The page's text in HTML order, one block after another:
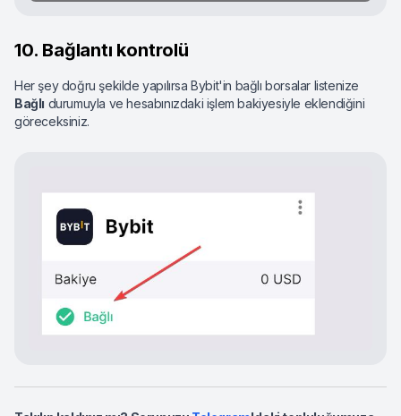
10. Bağlantı kontrolü
Her şey doğru şekilde yapılırsa Bybit'in bağlı borsalar listenize
Bağlı durumuyla ve hesabınızdaki işlem bakiyesiyle eklendiğini
göreceksiniz.